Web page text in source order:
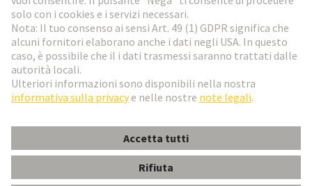
Italia Italiano
© HARTING Technology Group
ImprintInformativa sulla privacy